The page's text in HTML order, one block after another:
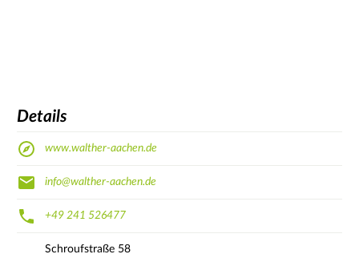
Details
www.walther-aachen.de
info@walther-aachen.de
+49 241 526477
Schroufstraße 58